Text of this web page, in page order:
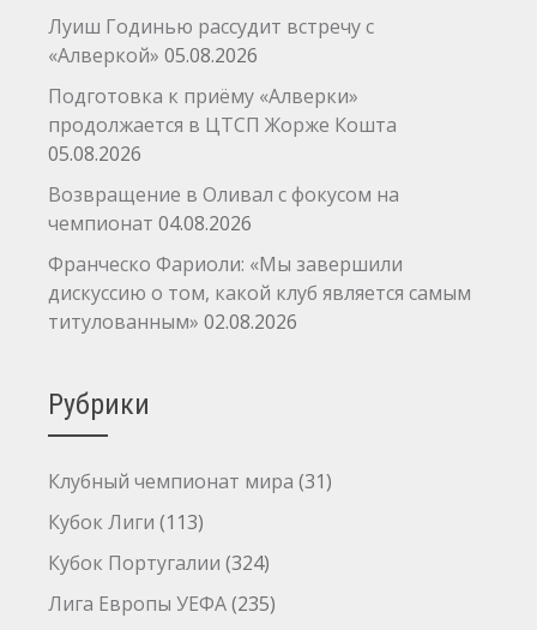
Луиш Годинью рассудит встречу с
«Алверкой» 05.08.2026
Подготовка к приёму «Алверки»
продолжается в ЦТСП Жорже Кошта
05.08.2026
Возвращение в Оливал с фокусом на
чемпионат 04.08.2026
Франческо Фариоли: «Мы завершили
дискуссию о том, какой клуб является самым
титулованным» 02.08.2026
Рубрики
Клубный чемпионат мира (31)
Кубок Лиги (113)
Кубок Португалии (324)
Лига Европы УЕФА(235)